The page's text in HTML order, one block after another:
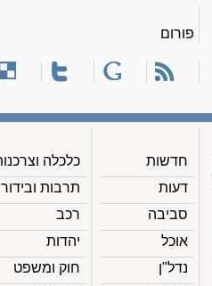
פורום
חדשות
דעות
סביבה
אוכל
נדל"ן
כלכלה
תרבות ובידור
רכב
יהדות
חוק ומשפט